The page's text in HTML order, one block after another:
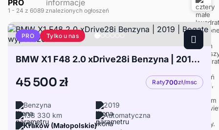
PRO
1 - 24 z 6089 znalezionych ogłoszeń
PRO Tylko u nas
BMW X1 F48 2.0 xDrive28i Benzyna | 2019 | Bogate wyposażenie
45 500 zł Raty700zł/msc
Benzyna
2019
138 330 km
Automatyczna
Kraków (Małopolskie)